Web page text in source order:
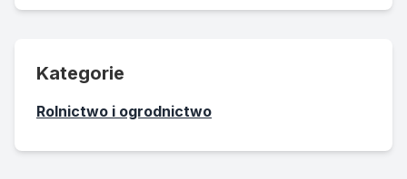
Kategorie
Rolnictwo i ogrodnictwo